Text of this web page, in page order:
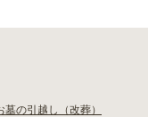
墓の引越し（改葬）